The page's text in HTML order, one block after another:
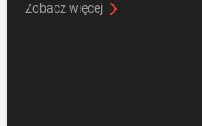
Zobacz więcej